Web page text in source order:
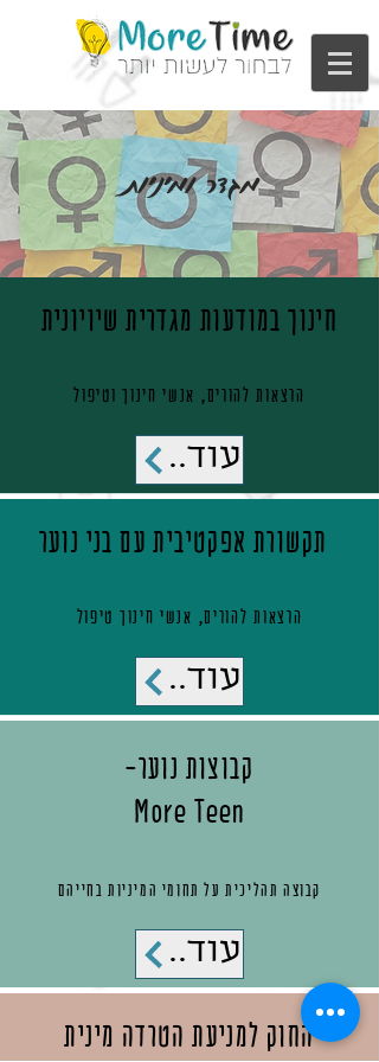
מגדר ומיניות
חינוך במודעות מגדרית שיויונית
הרצאות להורים, אנשי חינוך וטיפול
עוד..
תקשורת אפקטיבית עם בני נוער
הרצאות להורים, אנשי חינוך טיפול
עוד..
-קבוצות נוער
More Teen
קבוצה תהליכית על תחומי המיניות בחייהם
עוד..
החוק למניעת הטרדה מינית